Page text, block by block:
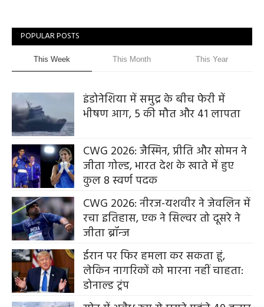
POPULAR POSTS
This Week This Month This Year
इंडोनेशिया में समुद्र के बीच फेरी में
भीषण आग, 5 की मौत और 41 लापता
CWG 2026: जैस्मिन, प्रीति और सोमन ने
जीता गोल्ड, भारत देश के खाते में हुए
कुल 8 स्वर्ण पदक
CWG 2026: नीरज-यशवीर ने जेवलिन में
रचा इतिहास, एक ने सिल्वर तो दूसरे ने
जीता ब्रॉन्ज
ईरान पर फिर हमला कर सकता हूं,
लेकिन नागरिकों को मारना नहीं चाहता:
डोनाल्ड ट्रंप